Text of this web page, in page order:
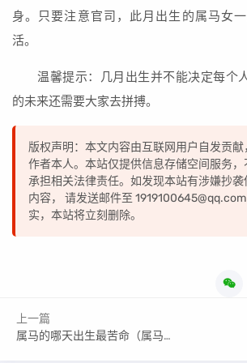
身。只要注意官司，此月出生的属马女
活。
温馨提示：几月出生并不能决定每个
的未来还需要大家去拼搏。
版权声明：本文内容由互联网用户自发贡
作者本人。本站仅提供信息存储空间服务
承担相关法律责任。如发现本站有涉嫌抄
内容， 请发送邮件至
实，本站将立刻删除。
上一篇
属马的哪天出生最苦命（属马哪日出生是上等之命）